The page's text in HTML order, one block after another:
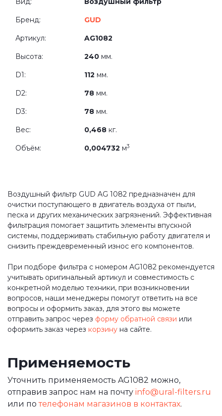
Бренд: GUD
Артикул: AG1082
Высота: 240 мм.
D1: 112 мм.
D2: 78 мм.
D3: 78 мм.
Вес: 0,468 кг.
Объём: 0,004732 м3
Воздушный фильтр GUD AG 1082 предназначен для
очистки поступающего в двигатель воздуха от пыли,
песка и других механических загрязнений. Эффективная
фильтрация помогает защитить элементы впускной
системы, поддерживать стабильную работу двигателя и
снизить преждевременный износ его компонентов.
При подборе фильтра с номером AG1082 рекомендуется
учитывать оригинальный артикул и совместимость с
конкретной моделью техники, при возникновении
вопросов, наши менеджеры помогут ответить на все
вопросы и оформить заказ, для этого вы можете
отправить запрос через форму обратной связи или
оформить заказ через корзину на сайте.
Применяемость
Уточнить применяемость AG1082 можно,
отправив запрос нам на почту info@ural-filters.ru
или потелефонам магазинов в контактах.